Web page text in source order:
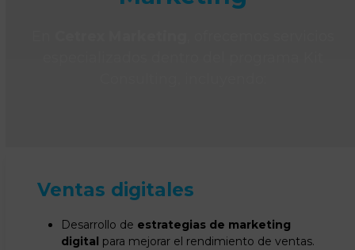
Ventas digitales
Desarrollo de estrategias de marketing
digital para mejorar el rendimiento de ventas.